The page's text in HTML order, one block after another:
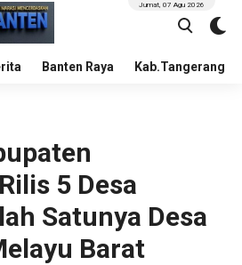
Banten Raya Kab.Tangerang
Jumat, 07 Agu 2026
5 Desa
Satunya Desa
Barat